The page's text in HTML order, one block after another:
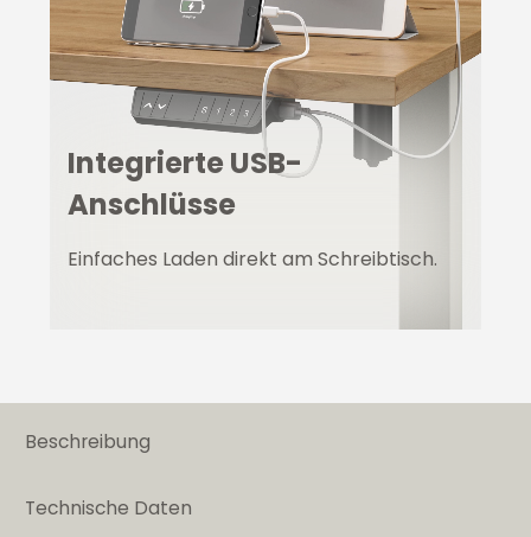
Integrierte USB-
Anschlüsse
Einfaches Laden direkt am Schreibtisch.
Beschreibung
Technische Daten